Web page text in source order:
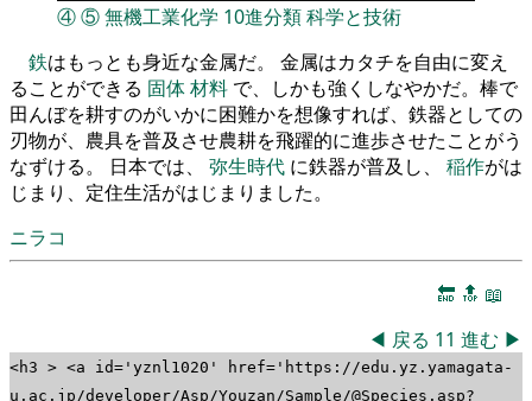
④⑤無機工業化学 10進分類科学と技術
鉄はもっとも身近な金属だ。 金属はカタチを自由に変え
ることができる 固体材料 で、しかも強くしなやかだ。棒で
田んぼを耕すのがいかに困難かを想像すれば、鉄器としての
刃物が、農具を普及させ農耕を飛躍的に進歩させたことがう
なずける。 日本では、 弥生時代 に鉄器が普及し、 稲作がは
じまり、定住生活がはじまりました。
ニラコ
🔚 🔝 📖
◀ 戻る 11 進む ▶
<h3 > <a id='yznl1020' href='https://edu.yz.yamagata-
u.ac.jp/developer/Asp/Youzan/Sample/@Species.asp?